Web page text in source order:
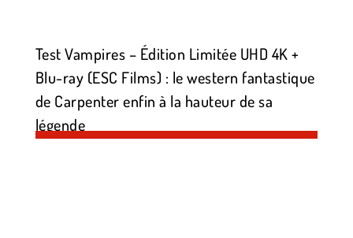
Test Vampires – Édition Limitée UHD 4K +
Blu-ray (ESC Films) : le western fantastique
de Carpenter enfin à la hauteur de sa
légende